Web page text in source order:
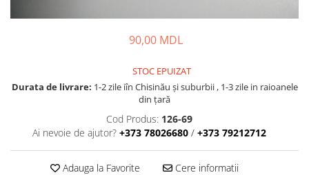
Plumbi, cosulete, momitoare
Accesorii si instrumente
Nada, momeala, aditivi
Pescuit la rapitor
90,00 MDL
STOC EPUIZAT
Durata de livrare: 1-2 zile iîn Chisinău şi suburbii , 1-3 zile in raioanele
din țară
Cod Produs: 126-69
Ai nevoie de ajutor? +373 78026680 / +373 79212712
Adauga la Favorite Cere informatii